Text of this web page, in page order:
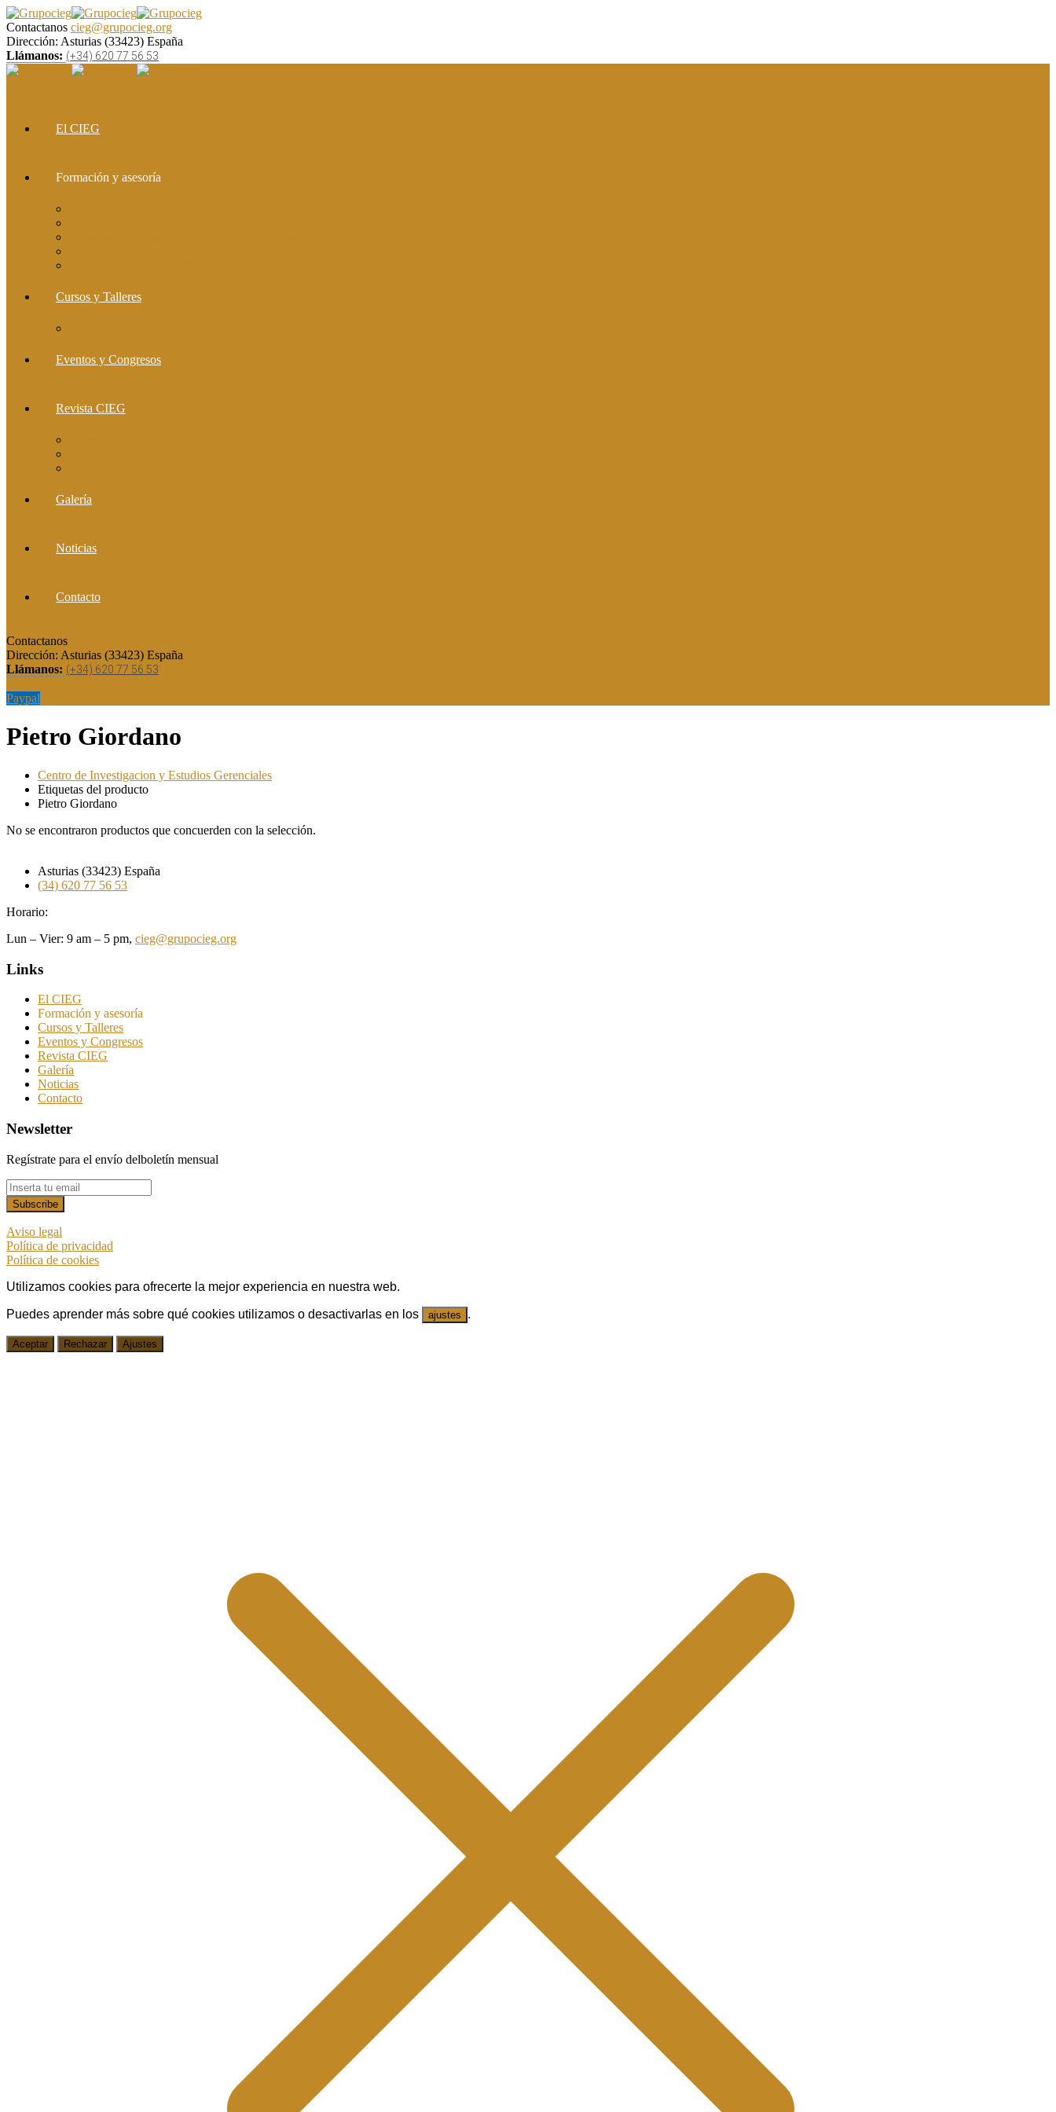
Contactanos cieg@grupocieg.org
Dirección: Asturias (33423) España
Llámanos: (+34) 620 77 56 53
El CIEG
Formación y asesoría
Cursos y Talleres
Eventos y Congresos
Revista CIEG
Galería
Noticias
Contacto
Contactanos
Dirección: Asturias (33423) España
Llámanos: (+34) 620 77 56 53
Paypal
Pietro Giordano
Centro de Investigacion y Estudios Gerenciales
Etiquetas del producto
Pietro Giordano
No se encontraron productos que concuerden con la selección.
Asturias (33423) España
(34) 620 77 56 53
Horario:
Lun – Vier: 9 am – 5 pm, cieg@grupocieg.org
Links
El CIEG
Formación y asesoría
Cursos y Talleres
Eventos y Congresos
Revista CIEG
Galería
Noticias
Contacto
Newsletter
Regístrate para el envío delboletín mensual
Aviso legal
Política de privacidad
Política de cookies
Utilizamos cookies para ofrecerte la mejor experiencia en nuestra web.
Puedes aprender más sobre qué cookies utilizamos o desactivarlas en los ajustes .
Aceptar Rechazar Ajustes